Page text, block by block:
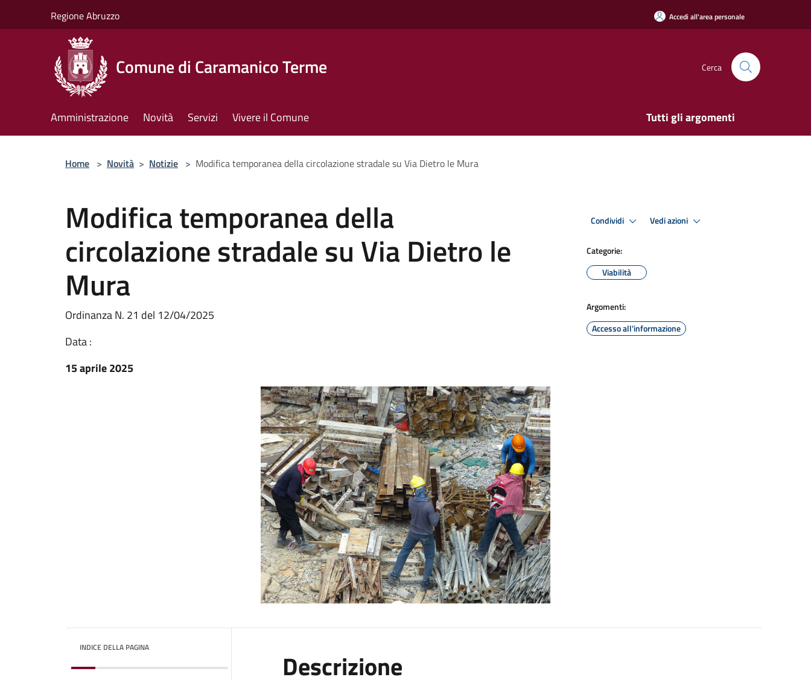
Regione Abruzzo Accedi all'area personale
Comune di Caramanico Terme Cerca
Amministrazione Novità Servizi Vivere il Comune Tutti gli argomenti
Home > Novità > Notizie > Modifica temporanea della circolazione stradale su Via Dietro le Mura
Modifica temporanea della
circolazione stradale su Via Dietro le
Mura
Ordinanza N. 21 del 12/04/2025
Data :
15 aprile 2025
Condividi Vedi azioni
Categorie:
Viabilità
Argomenti:
Accesso all'informazione
INDICE DELLA PAGINA
Descrizione